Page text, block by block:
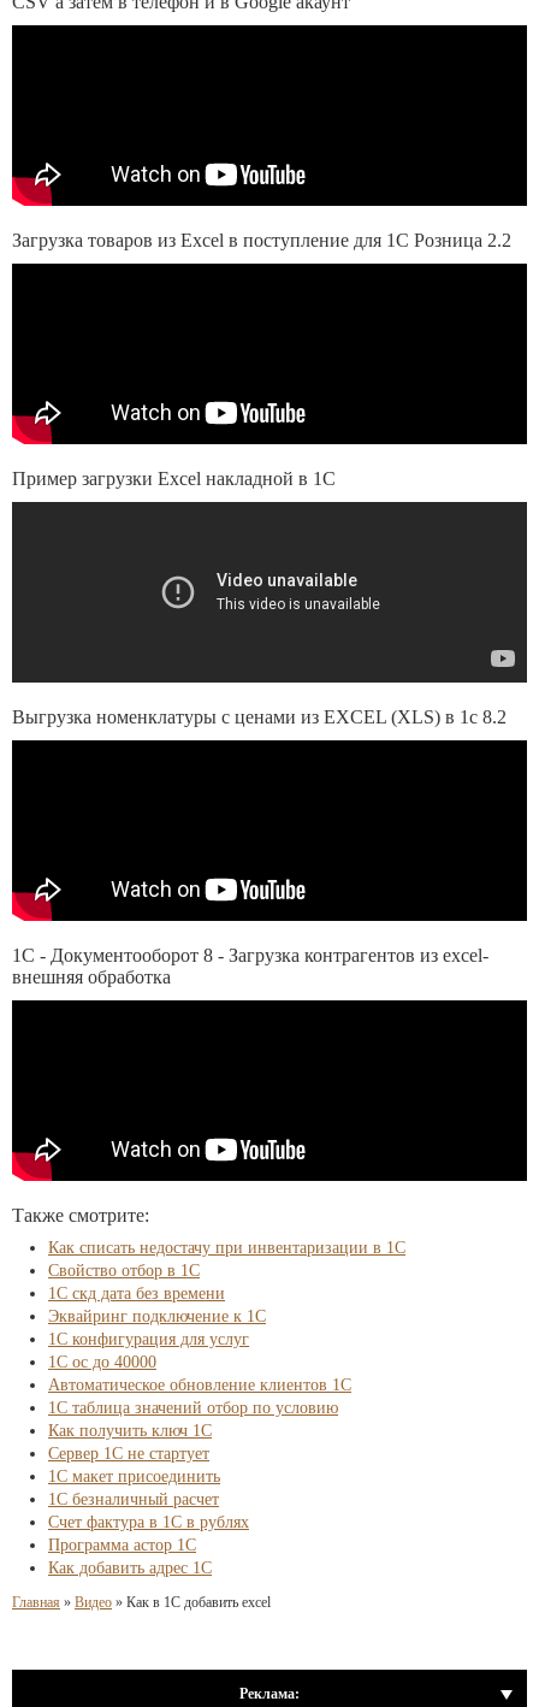
Загрузка товаров из Excel в поступление для 1С Розница 2.2
Пример загрузки Excel накладной в 1С
Выгрузка номенклатуры с ценами из EXCEL (XLS) в 1с 8.2
1С - Документооборот 8 - Загрузка контрагентов из excel-
внешняя обработка
Также смотрите:
Как списать недостачу при инвентаризации в 1С
Свойство отбор в 1С
1С скд дата без времени
Эквайринг подключение к 1С
1С конфигурация для услуг
1С ос до 40000
Автоматическое обновление клиентов 1С
1С таблица значений отбор по условию
Как получить ключ 1С
Сервер 1С не стартует
1С макет присоединить
1С безналичный расчет
Счет фактура в 1С в рублях
Программа астор 1С
Как добавить адрес 1С
Главная » Видео » Как в 1С добавить excel
Реклама: